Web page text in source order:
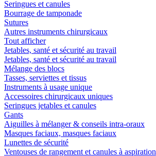
Seringues et canules
Bourrage de tamponade
Sutures
Autres instruments chirurgicaux
Tout afficher
Jetables, santé et sécurité au travail
Jetables, santé et sécurité au travail
Mélange des blocs
Tasses, serviettes et tissus
Instruments à usage unique
Accessoires chirurgicaux uniques
Seringues jetables et canules
Gants
Aiguilles à mélanger & conseils intra-oraux
Masques faciaux, masques faciaux
Lunettes de sécurité
Ventouses de rangement et canules à aspiration